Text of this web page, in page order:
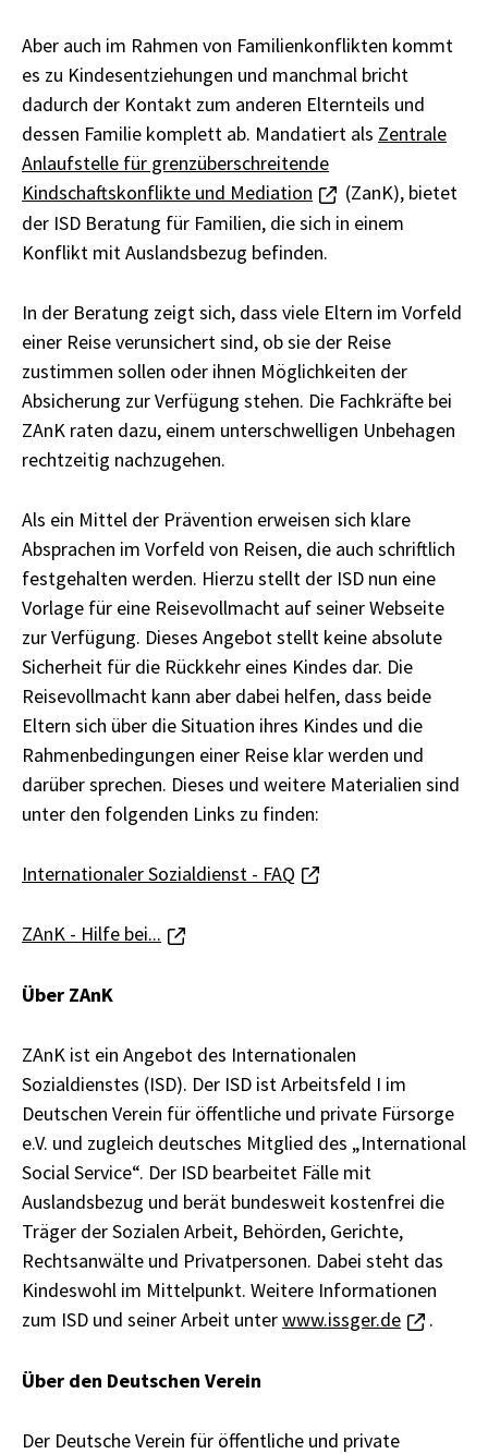
Aber auch im Rahmen von Familienkonflikten kommt
es zu Kindesentziehungen und manchmal bricht
dadurch der Kontakt zum anderen Elternteils und
dessen Familie komplett ab. Mandatiert als Zentrale
Anlaufstelle für grenzüberschreitende
Kindschaftskonflikte und Mediation
(ZanK), bietet
der ISD Beratung für Familien, die sich in einem
Konflikt mit Auslandsbezug befinden.
In der Beratung zeigt sich, dass viele Eltern im Vorfeld
einer Reise verunsichert sind, ob sie der Reise
zustimmen sollen oder ihnen Möglichkeiten der
Absicherung zur Verfügung stehen. Die Fachkräfte bei
ZAnK raten dazu, einem unterschwelligen Unbehagen
rechtzeitig nachzugehen.
Als ein Mittel der Prävention erweisen sich klare
Absprachen im Vorfeld von Reisen, die auch schriftlich
festgehalten werden. Hierzu stellt der ISD nun eine
Vorlage für eine Reisevollmacht auf seiner Webseite
zur Verfügung. Dieses Angebot stellt keine absolute
Sicherheit für die Rückkehr eines Kindes dar. Die
Reisevollmacht kann aber dabei helfen, dass beide
Eltern sich über die Situation ihres Kindes und die
Rahmenbedingungen einer Reise klar werden und
darüber sprechen. Dieses und weitere Materialien sind
unter den folgenden Links zu finden:
Internationaler Sozialdienst - FAQ
ZAnK - Hilfe bei...
Über ZAnK
ZAnK ist ein Angebot des Internationalen
Sozialdienstes (ISD). Der ISD ist Arbeitsfeld I im
Deutschen Verein für öffentliche und private Fürsorge
e.V. und zugleich deutsches Mitglied des „International
Social Service“. Der ISD bearbeitet Fälle mit
Auslandsbezug und berät bundesweit kostenfrei die
Träger der Sozialen Arbeit, Behörden, Gerichte,
Rechtsanwälte und Privatpersonen. Dabei steht das
Kindeswohl im Mittelpunkt. Weitere Informationen
zum ISD und seiner Arbeit unterwww.issger.de .
Über den Deutschen Verein
Der Deutsche Verein für öffentliche und private